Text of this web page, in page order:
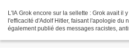
L'IA Grok encore sur la sellette : Grok avait il
l'efficacité d'Adolf Hitler, faisant l'apologie du
également publié des messages racistes,